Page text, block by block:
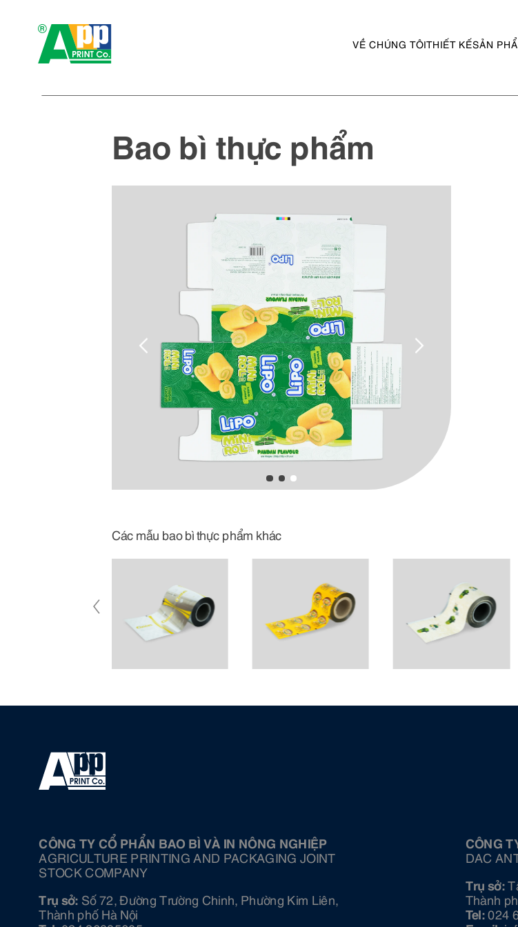
VỀ CHÚNG TÔITHIẾT KẾSẢN
Bao bì thực phẩm
Các mẫu bao bì thực phẩm khác
CÔNG TY CỔ PHẨN BAO BÌ VÀ IN NÔNG NGHIỆP
AGRICULTURE PRINTING AND PACKAGING JOINT
STOCK COMPANY
Trụ sở: Số 72, Đường Trường Chinh, Phường Kim Liên,
Thành phố Hà Nội
CÔNG
DAC
Trụ sở:
Thành
Tel:024